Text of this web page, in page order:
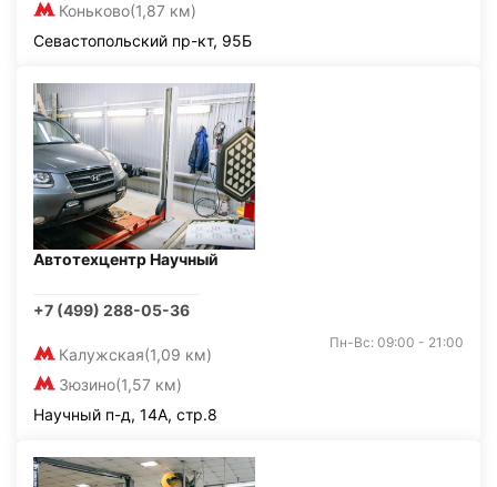
Коньково(1,87 км)
Севастопольский пр-кт, 95Б
Автотехцентр Научный
+7 (499) 288-05-36
Калужская(1,09 км)
Зюзино(1,57 км)
Пн-Вс: 09:00 - 21:00
Научный п-д, 14А, стр.8